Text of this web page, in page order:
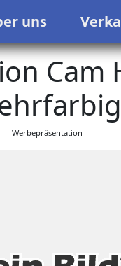
uns
Cam
Werbepräsentation